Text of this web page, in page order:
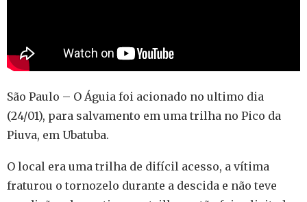
São Paulo – O Águia foi acionado no ultimo dia
(24/01), para salvamento em uma trilha no Pico da
Piuva, em Ubatuba.
O local era uma trilha de difícil acesso, a vítima
fraturou o tornozelo durante a descida e não teve